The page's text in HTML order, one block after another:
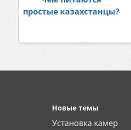
простые казахстанцы?
Новые темы
Установка камер